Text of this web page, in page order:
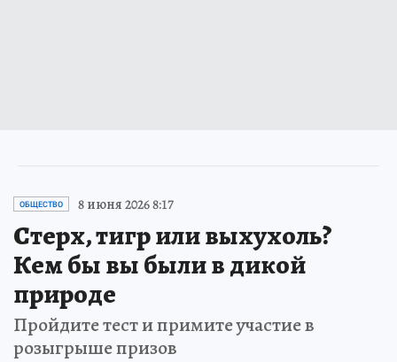
ОБЩЕСТВО 8 июня 2026 8:17
Стерх, тигр или выхухоль?
Кем бы вы были в дикой
природе
Пройдите тест и примите участие в
розыгрыше призов